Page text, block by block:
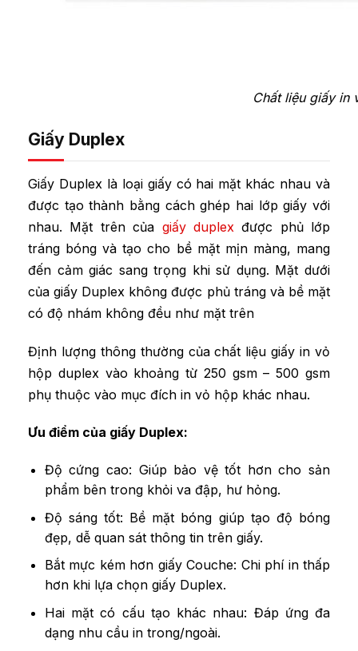
Chất liệu giấy in
Giấy Duplex
Giấy Duplex là loại giấy có hai mặt khác nhau và
được tạo thành bằng cách ghép hai lớp giấy với
nhau. Mặt trên của giấy duplex được phủ lớp
tráng bóng và tạo cho bề mặt mịn màng, mang
đến cảm giác sang trọng khi sử dụng. Mặt dưới
của giấy Duplex không được phủ tráng và bề mặt
có độ nhám không đều như mặt trên
Định lượng thông thường của chất liệu giấy in vỏ
hộp duplex vào khoảng từ 250 gsm – 500 gsm
phụ thuộc vào mục đích in vỏ hộp khác nhau.
Ưu điểm của giấy Duplex:
Độ cứng cao: Giúp bảo vệ tốt hơn cho sản
phẩm bên trong khỏi va đập, hư hỏng.
Độ sáng tốt: Bề mặt bóng giúp tạo độ bóng
đẹp, dễ quan sát thông tin trên giấy.
Bắt mực kém hơn giấy Couche: Chi phí in thấp
hơn khi lựa chọn giấy Duplex.
Hai mặt có cấu tạo khác nhau: Đáp ứng đa
dạng nhu cầu in trong/ngoài.